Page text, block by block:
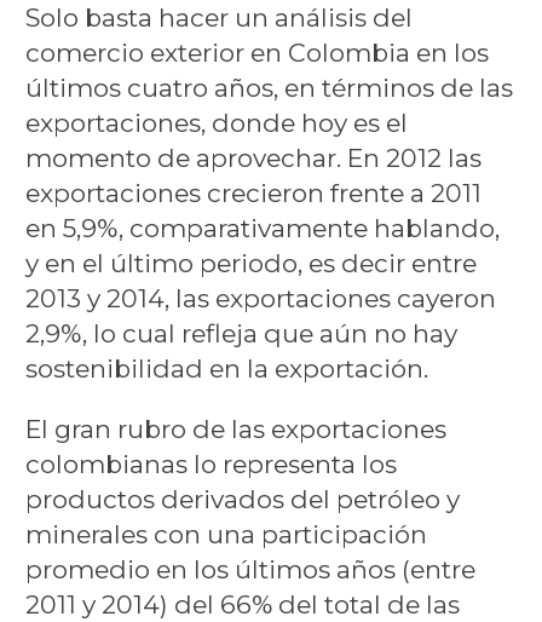
Solo basta hacer un análisis del
comercio exterior en Colombia en los
últimos cuatro años, en términos de las
exportaciones, donde hoy es el
momento de aprovechar. En 2012 las
exportaciones crecieron frente a 2011
en 5,9%, comparativamente hablando,
y en el último periodo, es decir entre
2013 y 2014, las exportaciones cayeron
2,9%, lo cual refleja que aún no hay
sostenibilidad en la exportación.
El gran rubro de las exportaciones
colombianas lo representa los
productos derivados del petróleo y
minerales con una participación
promedio en los últimos años (entre
2011 y 2014) del 66% del total de las